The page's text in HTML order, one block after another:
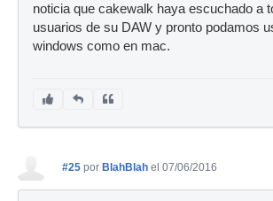
noticia que cakewalk haya escuchado a
usuarios de su DAW y pronto podamos
windows como en mac.
#25 por BlahBlah el 07/06/2016